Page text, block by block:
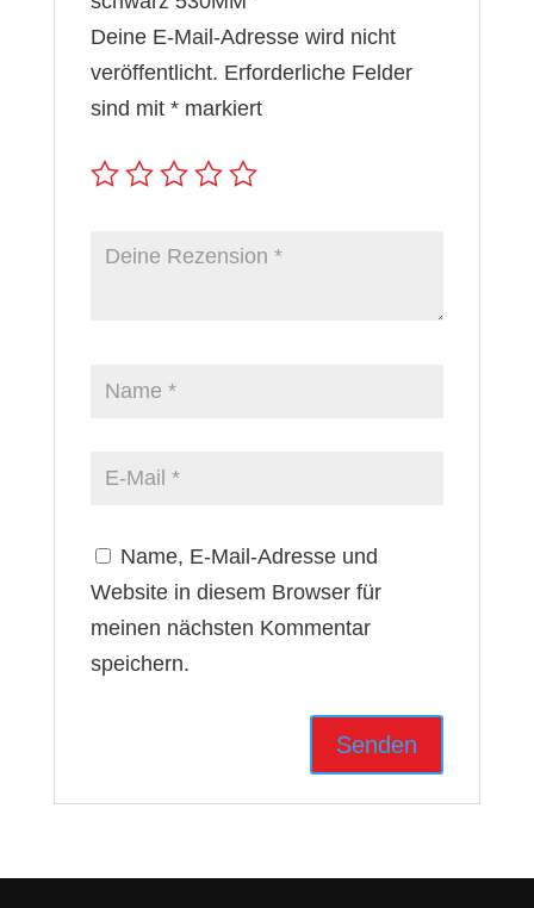
Deine E-Mail-Adresse wird nicht
veröffentlicht. Erforderliche Felder
sind mit *markiert
Name, E-Mail-Adresse und
Website in diesem Browser für
meinen nächsten Kommentar
speichern.